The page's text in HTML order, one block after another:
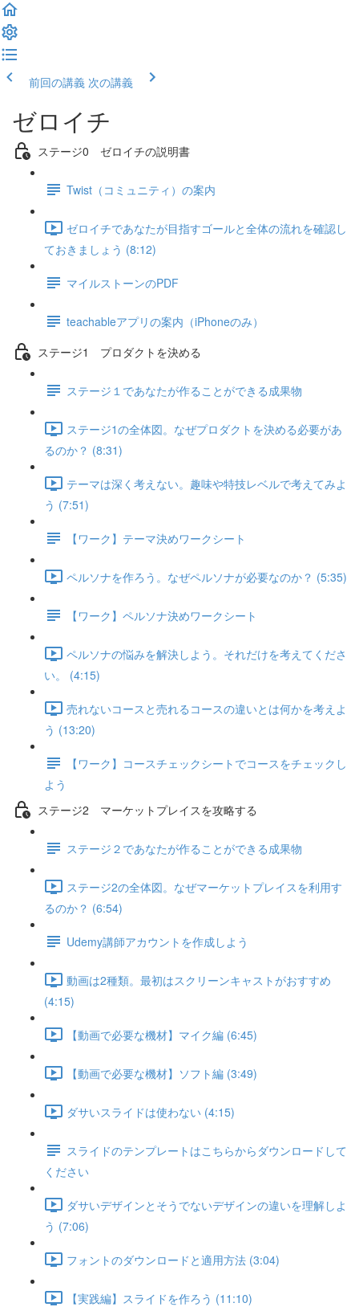
前回の講義 次の講義
ゼロイチ
ステージ0 ゼロイチの説明書
Twist（コミュニティ）の案内
ゼロイチであなたが目指すゴールと全体の流れを確認し
ておきましょう (8:12)
マイルストーンのPDF
teachableアプリの案内（iPhoneのみ）
ステージ1 プロダクトを決める
ステージ１であなたが作ることができる成果物
ステージ1の全体図。なぜプロダクトを決める必要があ
るのか？ (8:31)
テーマは深く考えない。趣味や特技レベルで考えてみよ
う (7:51)
【ワーク】テーマ決めワークシート
ペルソナを作ろう。なぜペルソナが必要なのか？ (5:35)
【ワーク】ペルソナ決めワークシート
ペルソナの悩みを解決しよう。それだけを考えてくださ
い。 (4:15)
売れないコースと売れるコースの違いとは何かを考えよ
う (13:20)
【ワーク】コースチェックシートでコースをチェックし
よう
ステージ2 マーケットプレイスを攻略する
ステージ２であなたが作ることができる成果物
ステージ2の全体図。なぜマーケットプレイスを利用す
るのか？ (6:54)
Udemy講師アカウントを作成しよう
動画は2種類。最初はスクリーンキャストがおすすめ
(4:15)
【動画で必要な機材】マイク編 (6:45)
【動画で必要な機材】ソフト編 (3:49)
ダサいスライドは使わない (4:15)
スライドのテンプレートはこちらからダウンロードして
ください
ダサいデザインとそうでないデザインの違いを理解しよ
う (7:06)
フォントのダウンロードと適用方法 (3:04)
【実践編】スライドを作ろう (11:10)